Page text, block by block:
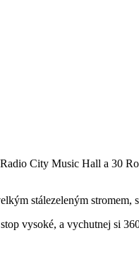
City Music Hall a 30
stálezeleným stromem,
vysoké, a vychutnej si